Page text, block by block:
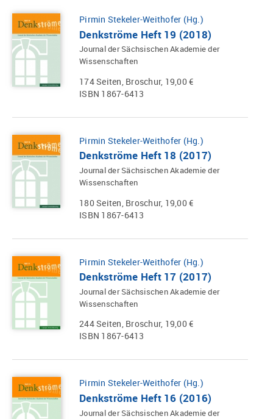
Pirmin Stekeler-Weithofer (Hg.)
Denkströme Heft 19 (2018)
Journal der Sächsischen Akademie der
Wissenschaften
174 Seiten, Broschur, 19,00 €
ISBN 1867-6413
Pirmin Stekeler-Weithofer (Hg.)
Denkströme Heft 18 (2017)
Journal der Sächsischen Akademie der
Wissenschaften
180 Seiten, Broschur, 19,00 €
ISBN 1867-6413
Pirmin Stekeler-Weithofer (Hg.)
Denkströme Heft 17 (2017)
Journal der Sächsischen Akademie der
Wissenschaften
244 Seiten, Broschur, 19,00 €
ISBN 1867-6413
Pirmin Stekeler-Weithofer (Hg.)
Denkströme Heft 16 (2016)
Journal der Sächsischen Akademie der